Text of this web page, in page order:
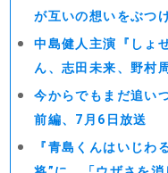
が互いの想いをぶつ
中島健人主演『しょ
ん、志田未来、野村
今からでもまだ追い
前編、7月6日放送
『青島くんはいじわ